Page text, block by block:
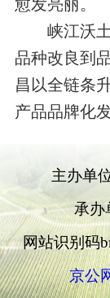
愈发亮丽。
峡江沃土
品种改良到
昌以全链条
产品品牌化
主办单
承办
网站识别码
京公